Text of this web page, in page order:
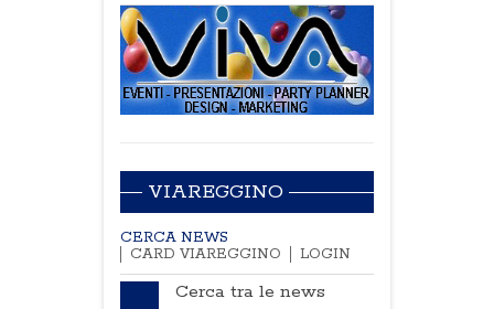
VIAREGGINO
CERCA NEWS
CARD VIAREGGINO
LOGIN
Cerca tra le news